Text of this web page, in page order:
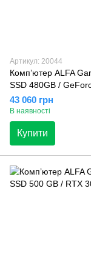
Артикул: 20044
Компʼютер ALFA
SSD 480GB /
43 060 грн
В наявності
Купити